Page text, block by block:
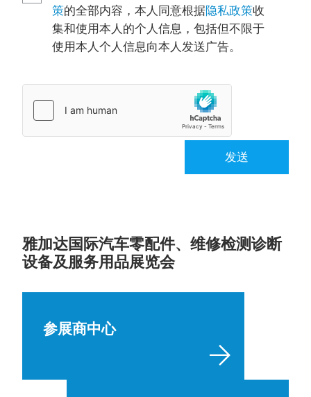
策的全部内容，本人同意根据隐私政策收
集和使用本人的个人信息，包括但不限于
使用本人个人信息向本人发送广告。
发送
雅加达国际汽车零配件、维修检测诊断
设备及服务用品展览会
参展商中心